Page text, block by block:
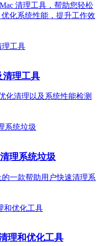
清理工具，帮助您轻松
化系统性能，提升工作效
清理工具
化清理以及系统性能检测
理系统垃圾
的一款帮助用户快速清理系
理和优化工具